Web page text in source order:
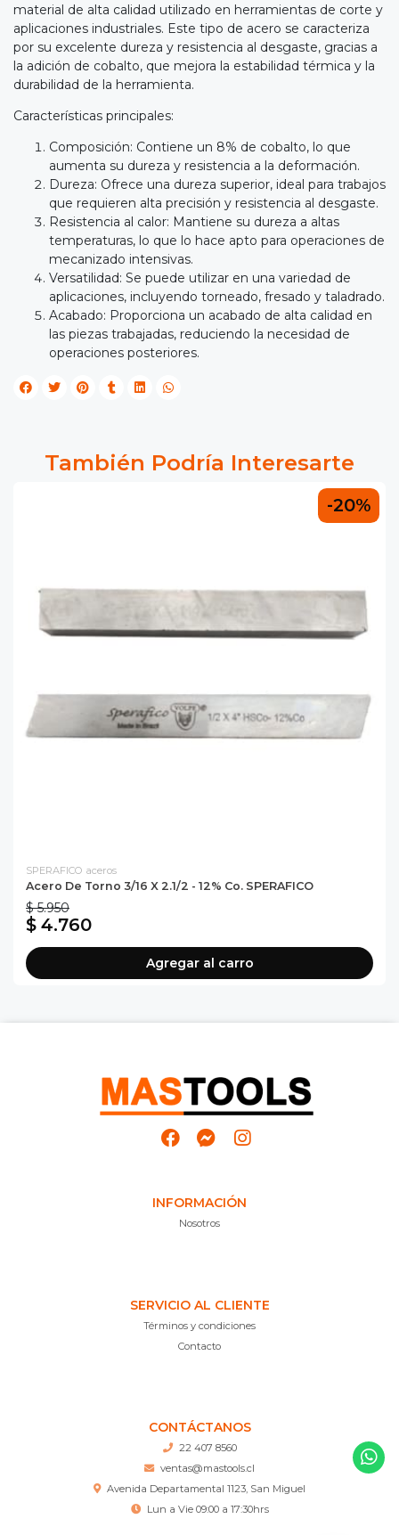
material de alta calidad utilizado en herramientas de corte y
aplicaciones industriales. Este tipo de acero se caracteriza
por su excelente dureza y resistencia al desgaste, gracias a
la adición de cobalto, que mejora la estabilidad térmica y la
durabilidad de la herramienta.
Características principales:
Composición: Contiene un 8% de cobalto, lo que
aumenta su dureza y resistencia a la deformación.
Dureza: Ofrece una dureza superior, ideal para trabajos
que requieren alta precisión y resistencia al desgaste.
Resistencia al calor: Mantiene su dureza a altas
temperaturas, lo que lo hace apto para operaciones de
mecanizado intensivas.
Versatilidad: Se puede utilizar en una variedad de
aplicaciones, incluyendo torneado, fresado y taladrado.
Acabado: Proporciona un acabado de alta calidad en
las piezas trabajadas, reduciendo la necesidad de
operaciones posteriores.
También Podría Interesarte
-20%
SPERAFICO aceros
Acero De Torno 3/16 X 2.1/2 - 12% Co. SPERAFICO
$ 5.950
$ 4.760
Agregar al carro
INFORMACIÓN
Nosotros
SERVICIO AL CLIENTE
Términos y condiciones
Contacto
CONTÁCTANOS
22 407 8560
ventas@mastools.cl
Avenida Departamental 1123, San Miguel
Lun a Vie 09:00 a 17:30hrs